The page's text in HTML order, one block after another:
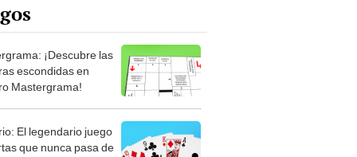
¡Descubre las
escondidas en
Mastergrama!
El legendario juego
que nunca pasa de